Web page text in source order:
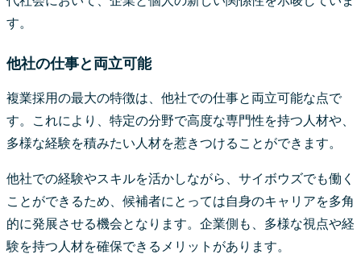
す。
他社の仕事と両立可能
複業採用の最大の特徴は、他社での仕事と両立可能な点で
す。これにより、特定の分野で高度な専門性を持つ人材や、
多様な経験を積みたい人材を惹きつけることができます。
他社での経験やスキルを活かしながら、サイボウズでも働く
ことができるため、候補者にとっては自身のキャリアを多角
的に発展させる機会となります。企業側も、多様な視点や経
験を持つ人材を確保できるメリットがあります。